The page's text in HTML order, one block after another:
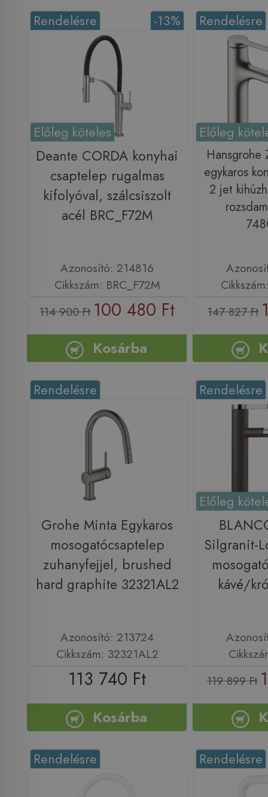
-13%
Rendelésre
Előleg köteles
Deante CORDA konyhai
csaptelep rugalmas
kifolyóval, szálcsiszolt
acél BRC_F72M
Azonosító: 214816
Cikkszám: BRC_F72M
114 900 Ft 100 480 Ft
Kosárba
Rendelésre
Előleg
Hansgrohe
egykaros
2 jet
147 827 Ft
Rendelésre
Grohe Minta Egykaros
mosogatócsaptelep
zuhanyfejjel, brushed
hard graphite 32321AL2
Azonosító: 213724
Cikkszám: 32321AL2
113 740 Ft
Kosárba
Rendelésre
Előleg
Silgranit-
kávé/
119 899 Ft
Rendelésre Rendelésre